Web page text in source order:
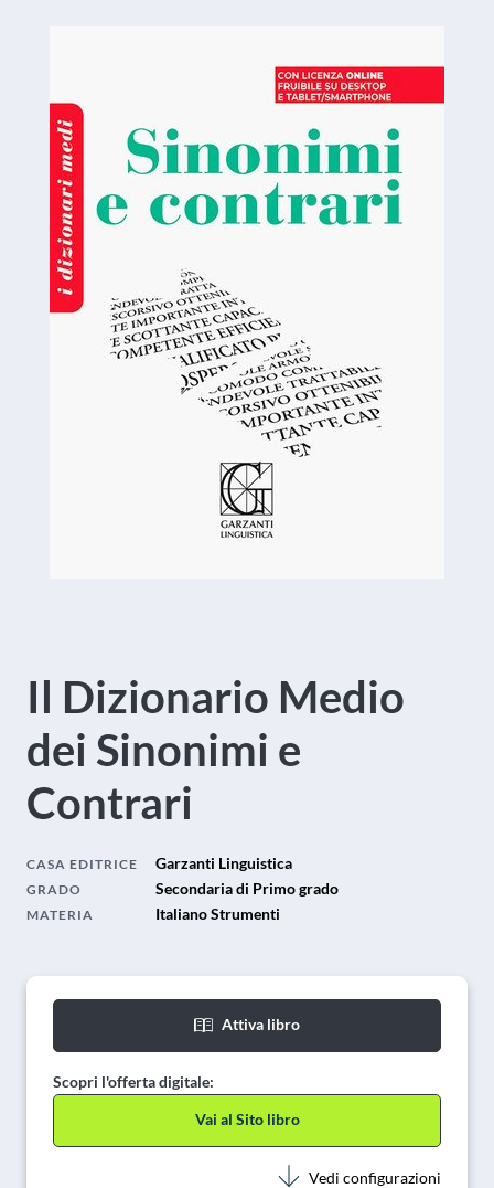
Il Dizionario Medio
dei Sinonimi e
Contrari
CASA EDITRICE Garzanti Linguistica
GRADO Secondaria di Primo grado
MATERIA Italiano Strumenti
Attiva libro
Scopri l'offerta digitale:
Vai al Sito libro
Vedi configurazioni